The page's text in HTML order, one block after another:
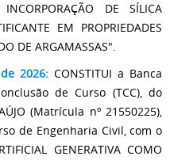
DE SÍLICA
EM PROPRIEDADES
DE ARGAMASSAS".
2026: CONSTITUI a Banca
de Curso (TCC), do
(Matrícula nº 21550225),
de Engenharia Civil, com o
GENERATIVA COMO